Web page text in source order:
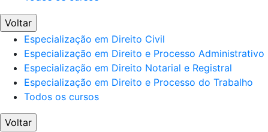
Voltar
Especialização em Direito Civil
Especialização em Direito e Processo Administrativo
Especialização em Direito Notarial e Registral
Especialização em Direito e Processo do Trabalho
Todos os cursos
Voltar